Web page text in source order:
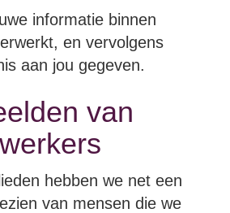
informatie binnen
en vervolgens
aan jou gegeven.
van
hebben we net een
van mensen die we